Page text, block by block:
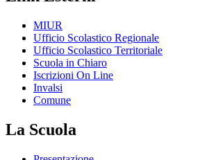
MIUR
Ufficio Scolastico Regionale
Ufficio Scolastico Territoriale
Scuola in Chiaro
Iscrizioni On Line
Invalsi
Comune
La Scuola